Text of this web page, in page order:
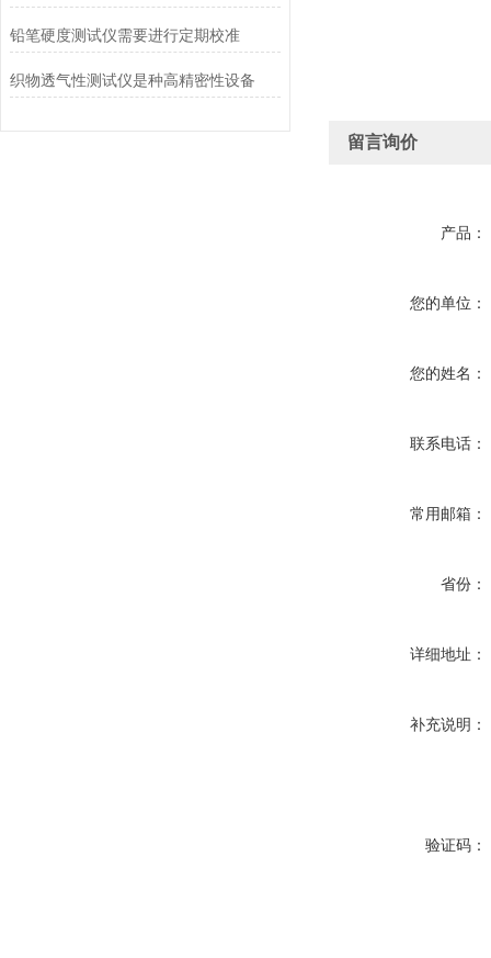
铅笔硬度测试仪需要进行定期校准
织物透气性测试仪是种高精密性设备
留言询价
产品：
您的单位：
您的姓名：
联系电话：
常用邮箱：
省份：
详细地址：
补充说明：
验证码：